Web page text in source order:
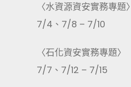
〈水資源資安實務專
7/4、7/8 – 7/10
〈石化資安實務專
7/7、7/12 – 7/15